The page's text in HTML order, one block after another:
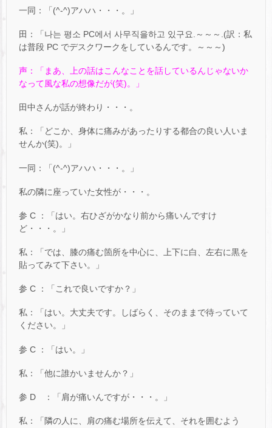
一同：「(^-^)アハハ・・・。」
田：「나는 평소 PC에서 사무직을하고 있구요.～～～.(訳：私
は普段 PC でデスクワークをしているんです。～～～)
声：「まあ、上の話はこんなことを話しているんじゃないか
なって風な私の想像だが(笑)。」
田中さんが話が終わり・・・。
私：「どこか、身体に痛みがあったりする都合の良い人いま
せんか(笑)。」
一同：「(^-^)アハハ・・・。」
私の隣に座っていた女性が・・・。
参 C ：「はい。右ひざがかなり前から痛いんですけ
ど・・・。」
私：「では、膝の痛む箇所を中心に、上下に白、左右に黒を
貼ってみて下さい。」
参 C ：「これで良いですか？」
私：「はい。大丈夫です。しばらく、そのままで待っていて
ください。」
参 C ：「はい。」
私：「他に誰かいませんか？」
参 D ：「肩が痛いんですが・・・。」
私：「隣の人に、肩の痛む場所を伝えて、それを囲むよう